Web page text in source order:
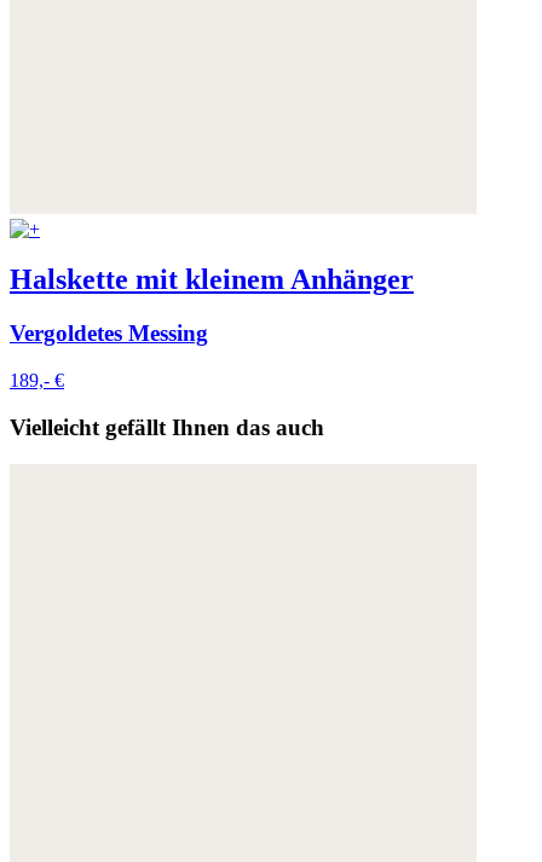
Halskette mit kleinem Anhänger
Vergoldetes Messing
189,- €
Vielleicht gefällt Ihnen das auch